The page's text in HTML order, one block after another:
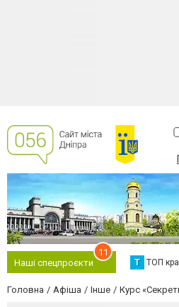
Наші спецпроєкти
11
Т ТОП
Головна Афіша Інше Курс